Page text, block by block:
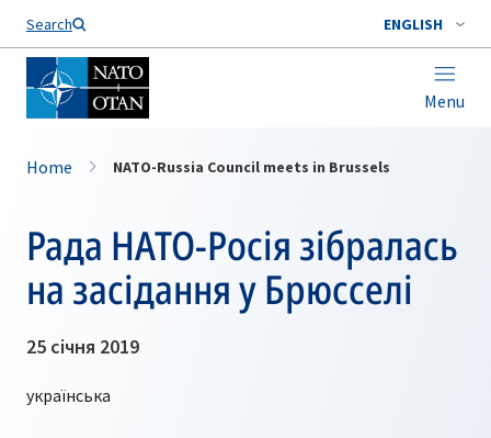
Search ENGLISH
Menu
Home NATO-Russia Council meets in Brussels
Рада НАТО-Росія зібралась
на засідання у Брюсселі
25 січня 2019